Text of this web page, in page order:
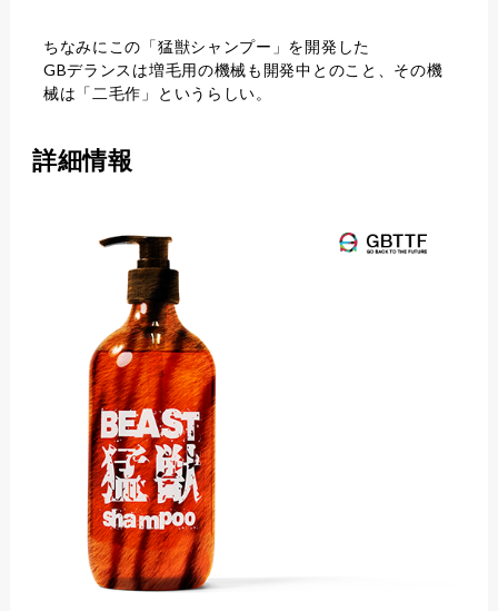
ちなみにこの「猛獣シャンプー」を開発した
GBデランスは増毛用の機械も開発中とのこと、その機
械は 「二毛作」 というらしい。
詳細情報